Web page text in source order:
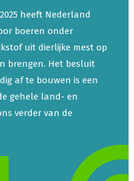
heeft Nederland
boeren onder
uit dierlijke mest op
brengen. Het besluit
af te bouwen is een
gehele land- en
verder van de